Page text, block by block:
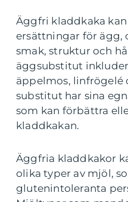
Äggfri kladdkaka
ersättningar för ägg,
smak, struktur och
äggsubstitut
äppelmos, linfrögelé
substitut har sina
som kan förbättra
kladdkakan.
Äggfria kladdkakor
olika typer av mjöl,
glutenintoleranta